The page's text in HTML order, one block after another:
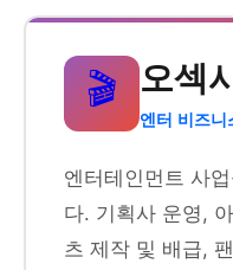
🎬 오섹
엔터 비즈니
엔터테인먼트 사
다. 기획사 운영,
츠 제작 및 배급,